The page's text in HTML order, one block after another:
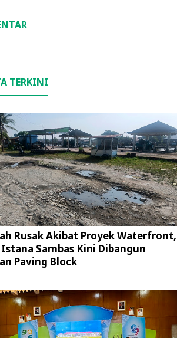
TERKINI
Rusak Akibat Proyek Waterfront,
Istana Sambas Kini Dibangun
Paving Block